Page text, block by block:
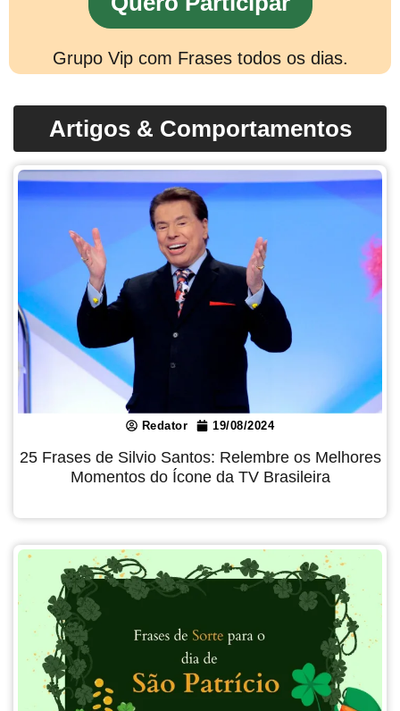
Grupo Vip com Frases todos os dias.
Artigos & Comportamentos
Redator 19/08/2024
25 Frases de Silvio Santos: Relembre os Melhores
Momentos do Ícone da TV Brasileira